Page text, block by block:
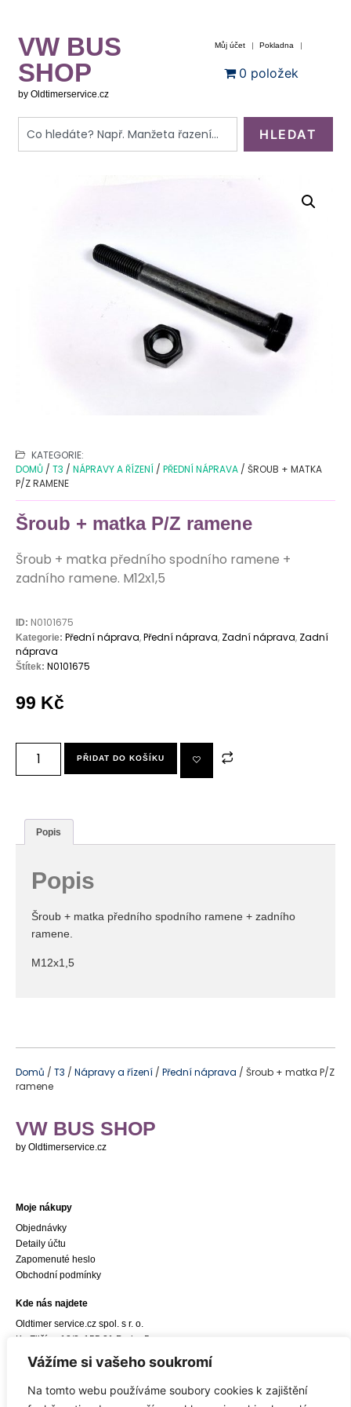
Vážíme si vašeho soukromí
Na tomto webu používáme soubory cookies k zajištění
VW BUS
SHOP
by Oldtimerservice.cz
Můj účet Pokladna
0 položek
HLEDAT
KATEGORIE:
DOMŮ / T3 / NÁPRAVY A ŘÍZENÍ / PŘEDNÍ NÁPRAVA / ŠROUB + MATKA
P/Z RAMENE
Šroub + matka P/Z ramene
Šroub + matka předního spodního ramene +
zadního ramene. M12x1,5
ID: N0101675
Kategorie: Přední náprava,Přední náprava, Zadní náprava, Zadní
náprava
Štítek: N0101675
99 Kč
PŘIDAT DO KOŠÍKU
Popis
Popis
Šroub + matka předního spodního ramene + zadního
ramene.
M12x1,5
Domů / T3 / Nápravy a řízení / Přední náprava / Šroub + matka P/Z
ramene
VW BUS SHOP
by Oldtimerservice.cz
Moje nákupy
Objednávky
Detaily účtu
Zapomenuté heslo
Obchodní podmínky
Kde nás najdete
Oldtimer service.cz spol. s r. o.
Ke Zličínu 12/3, 155 21 Praha 5
e-mail:info@oldtimerservice.cz
Sídlo společnosti